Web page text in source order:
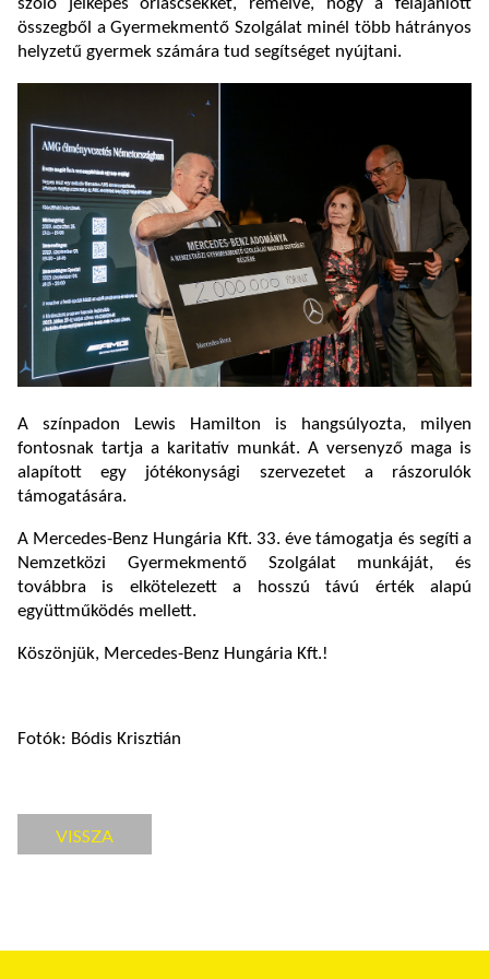
szóló jelképes óriáscsekket, remélve, hogy a felajánlott
összegből a Gyermekmentő Szolgálat minél több hátrányos
helyzetű gyermek számára tud segítséget nyújtani.
A színpadon Lewis Hamilton is hangsúlyozta, milyen
fontosnak tartja a karitatív munkát. A versenyző maga is
alapított egy jótékonysági szervezetet a rászorulók
támogatására.
A Mercedes-Benz Hungária Kft. 33. éve támogatja és segíti a
Nemzetközi Gyermekmentő Szolgálat munkáját, és
továbbra is elkötelezett a hosszú távú érték alapú
együttműködés mellett.
Köszönjük, Mercedes-Benz Hungária Kft.!
Fotók: Bódis Krisztián
VISSZA